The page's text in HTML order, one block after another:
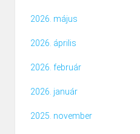
2026. május
2026. április
2026. február
2026. január
2025. november